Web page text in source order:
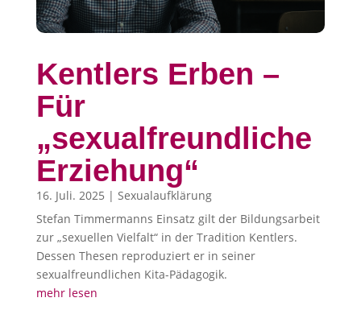
Kentlers Erben –
Für
„sexualfreundliche
Erziehung“
16. Juli. 2025 | Sexualaufklärung
Stefan Timmermanns Einsatz gilt der Bildungsarbeit
zur „sexuellen Vielfalt“ in der Tradition Kentlers.
Dessen Thesen reproduziert er in seiner
sexualfreundlichen Kita-Pädagogik.
mehr lesen